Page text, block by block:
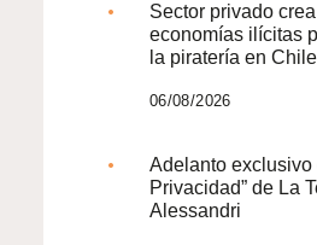
Sector privado
economías ilícitas
la piratería en Chile
06/08/2026
Adelanto exclusivo
Privacidad” de La
Alessandri